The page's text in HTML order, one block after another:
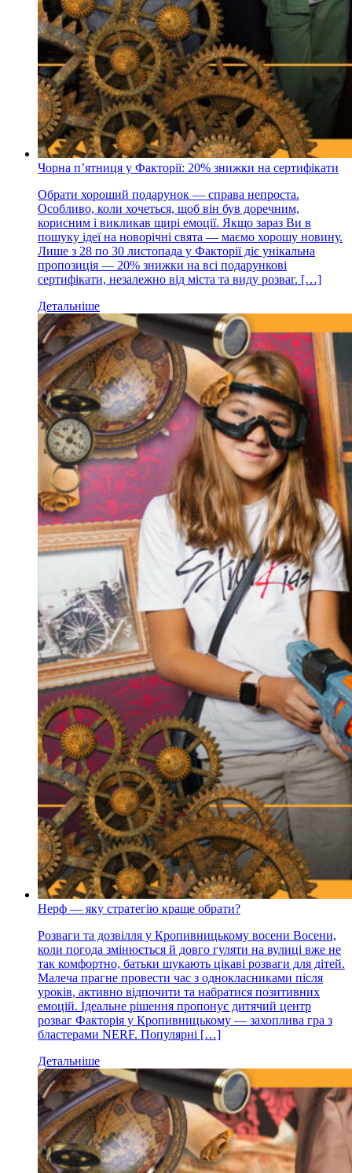
Чорна пʼятниця у Факторії: 20% знижки на сертифікати
Обрати хороший подарунок — справа непроста.
Особливо, коли хочеться, щоб він був доречним,
корисним і викликав щирі емоції. Якщо зараз Ви в
пошуку ідеї на новорічні свята — маємо хорошу новину.
Лише з 28 по 30 листопада у Факторії діє унікальна
пропозиція — 20% знижки на всі подарункові
сертифікати, незалежно від міста та виду розваг. […]
Детальніше
Нерф — яку стратегію краще обрати?
Розваги та дозвілля у Кропивницькому восени Восени,
коли погода змінюється й довго гуляти на вулиці вже не
так комфортно, батьки шукають цікаві розваги для дітей.
Малеча прагне провести час з однокласниками після
уроків, активно відпочити та набратися позитивних
емоцій. Ідеальне рішення пропонує дитячий центр
розваг Факторія у Кропивницькому — захоплива гра з
бластерами NERF. Популярні […]
Детальніше